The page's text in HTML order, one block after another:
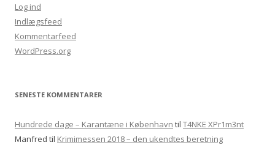
Log ind
Indlægsfeed
Kommentarfeed
WordPress.org
SENESTE KOMMENTARER
Hundrede dage – Karantæne i København til T4NKE XPr1m3nt
Manfred til Krimimessen 2018 – den ukendtes beretning